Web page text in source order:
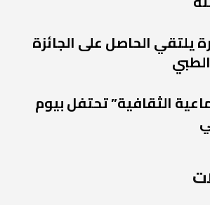
يلتقي الحاصل على الجائزة
الثقافية” تحتفل بيوم